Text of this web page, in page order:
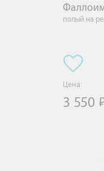
полый на
Цена:
3 550